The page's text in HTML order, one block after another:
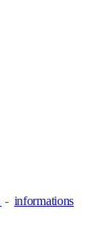
- informations